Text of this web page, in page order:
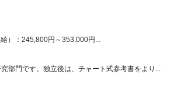
）：245,800円～353,000円...
部門です。独立後は、チャート式参考書をより...